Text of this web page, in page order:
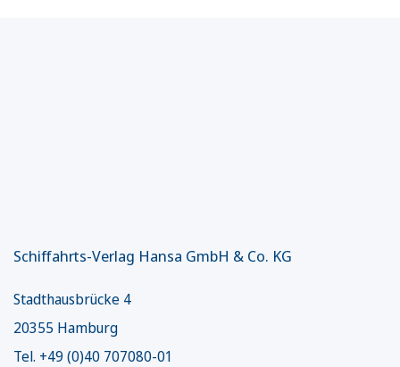
Schiffahrts-Verlag Hansa GmbH & Co. KG
Stadthausbrücke 4
20355 Hamburg
Tel. +49 (0)40 707080-01